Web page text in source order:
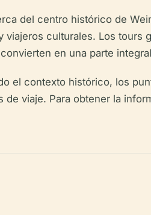
del centro histórico de
culturales. Los tours
en una parte
el contexto histórico, los
viaje. Para obtener la